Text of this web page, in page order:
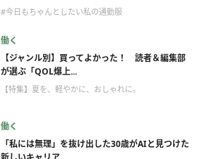
#今日もちゃんとしたい私の通勤服
働く
【ジャンル別】買ってよかった！ 読者＆編集部
が選ぶ「QOL爆上...
【特集】夏を、軽やかに、おしゃれに。
働く
「私には無理」を抜け出した30歳がAIと見つけた